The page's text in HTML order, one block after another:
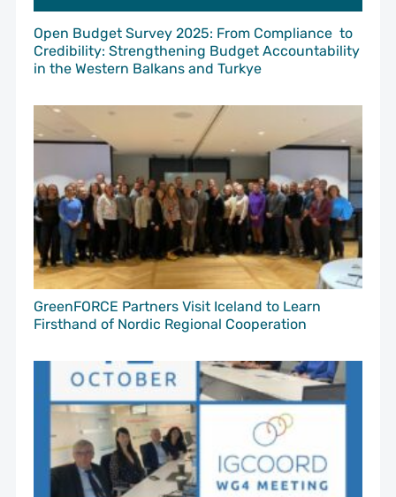
Open Budget Survey 2025: From Compliance to
Credibility: Strengthening Budget Accountability
in the Western Balkans and Turkye
GreenFORCE Partners Visit Iceland to Learn
Firsthand of Nordic Regional Cooperation